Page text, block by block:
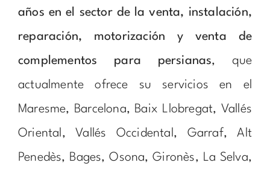
años en el sector de la venta, instalación,
reparación, motorización y venta de
complementos para persianas, que
actualmente ofrece su servicios en el
Maresme, Barcelona, Baix Llobregat, Vallés
Oriental, Vallés Occidental, Garraf, Alt
Penedès, Bages, Osona, Gironès, La Selva,